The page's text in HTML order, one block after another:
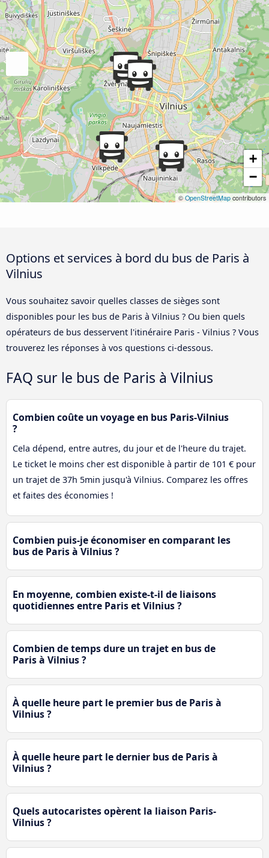
+
−
© OpenStreetMap contributors
Options et services à bord du bus de Paris à
Vilnius
Vous souhaitez savoir quelles classes de sièges sont
disponibles pour les bus de Paris à Vilnius ? Ou bien quels
opérateurs de bus desservent l'itinéraire Paris - Vilnius ? Vous
trouverez les réponses à vos questions ci-dessous.
FAQ sur le bus de Paris à Vilnius
Combien coûte un voyage en bus Paris-Vilnius
?
Cela dépend, entre autres, du jour et de l'heure du trajet.
Le ticket le moins cher est disponible à partir de 101 € pour
un trajet de 37h 5min jusqu'à Vilnius. Comparez les offres
et faites des économies !
Combien puis-je économiser en comparant les
bus de Paris à Vilnius ?
En moyenne, combien existe-t-il de liaisons
quotidiennes entre Paris et Vilnius ?
Combien de temps dure un trajet en bus de
Paris à Vilnius ?
À quelle heure part le premier bus de Paris à
Vilnius ?
À quelle heure part le dernier bus de Paris à
Vilnius ?
Quels autocaristes opèrent la liaison Paris-
Vilnius ?